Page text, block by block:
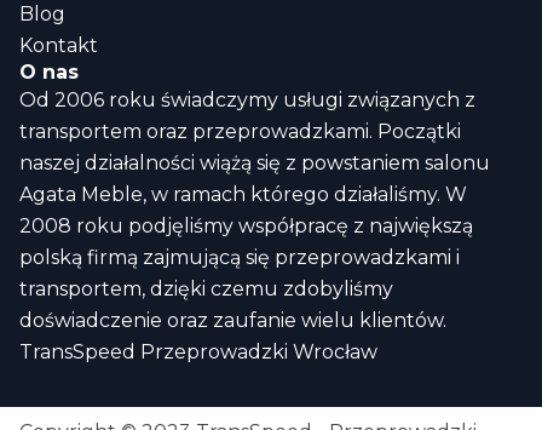
Blog
Kontakt
O nas
Od 2006 roku świadczymy usługi związanych z
transportem oraz przeprowadzkami. Początki
naszej działalności wiążą się z powstaniem salonu
Agata Meble, w ramach którego działaliśmy. W
2008 roku podjęliśmy współpracę z największą
polską firmą zajmującą się przeprowadzkami i
transportem, dzięki czemu zdobyliśmy
doświadczenie oraz zaufanie wielu klientów.
TransSpeed Przeprowadzki Wrocław